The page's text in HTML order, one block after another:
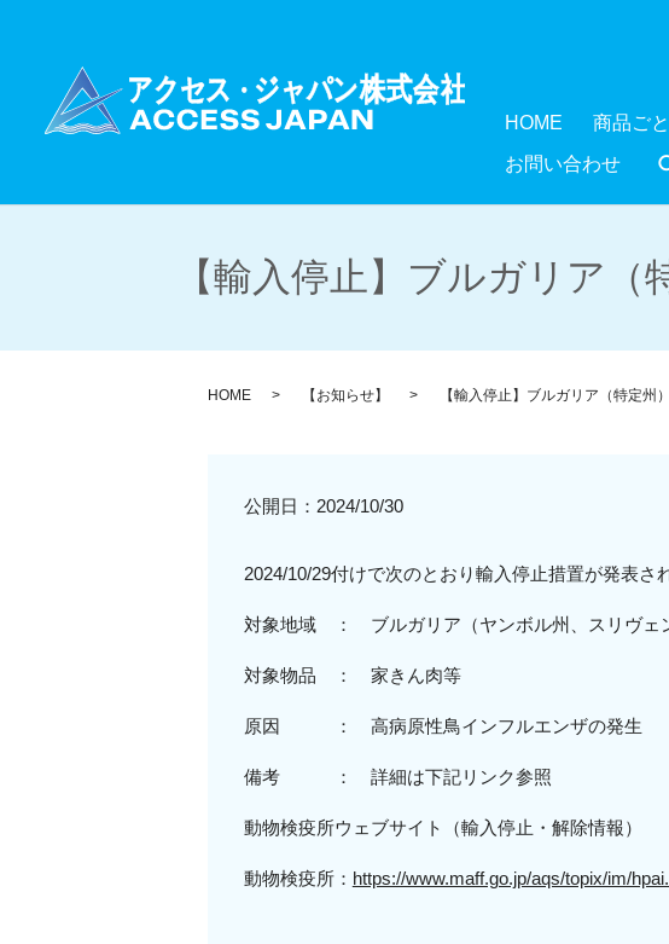
HOME 商品ご
お問い合わせ
【輸入停止】ブルガリア
HOME 【お知らせ】 【輸入停止】ブルガリア（特定
公開日： 2024/10/30
2024/10/29付けで次のとおり輸入停止措置が発表さ
対象地域 ： ブルガリア（ヤンボル州、スリヴェ
対象物品 ： 家きん肉等
原因 ： 高病原性鳥インフルエンザの発生
備考 ： 詳細は下記リンク参照
動物検疫所ウェブサイト（輸入停止・解除情報）
動物検疫所： https://www.maff.go.jp/aqs/topix/im/